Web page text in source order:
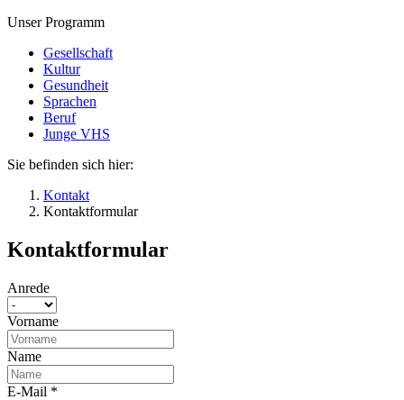
Unser Programm
Gesellschaft
Kultur
Gesundheit
Sprachen
Beruf
Junge VHS
Sie befinden sich hier:
Kontakt
Kontaktformular
Kontaktformular
Anrede
Vorname
Name
E-Mail *